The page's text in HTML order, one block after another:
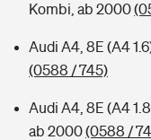
Kombi, ab 2000
Audi A4, 8E (A4
(0588 / 745)
Audi A4, 8E (A4
ab 2000(0588 /